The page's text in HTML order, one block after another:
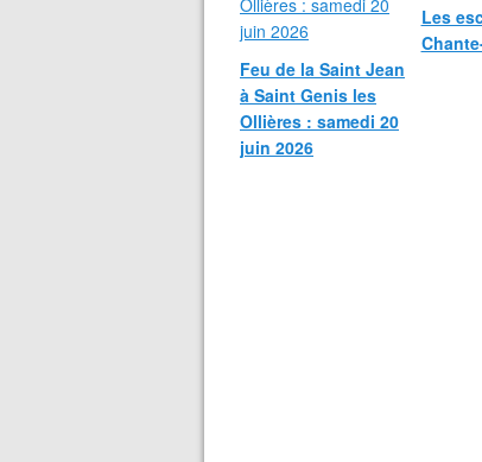
Feu de la Saint Jean
à Saint Genis les
Ollières : samedi 20
juin 2026
Les